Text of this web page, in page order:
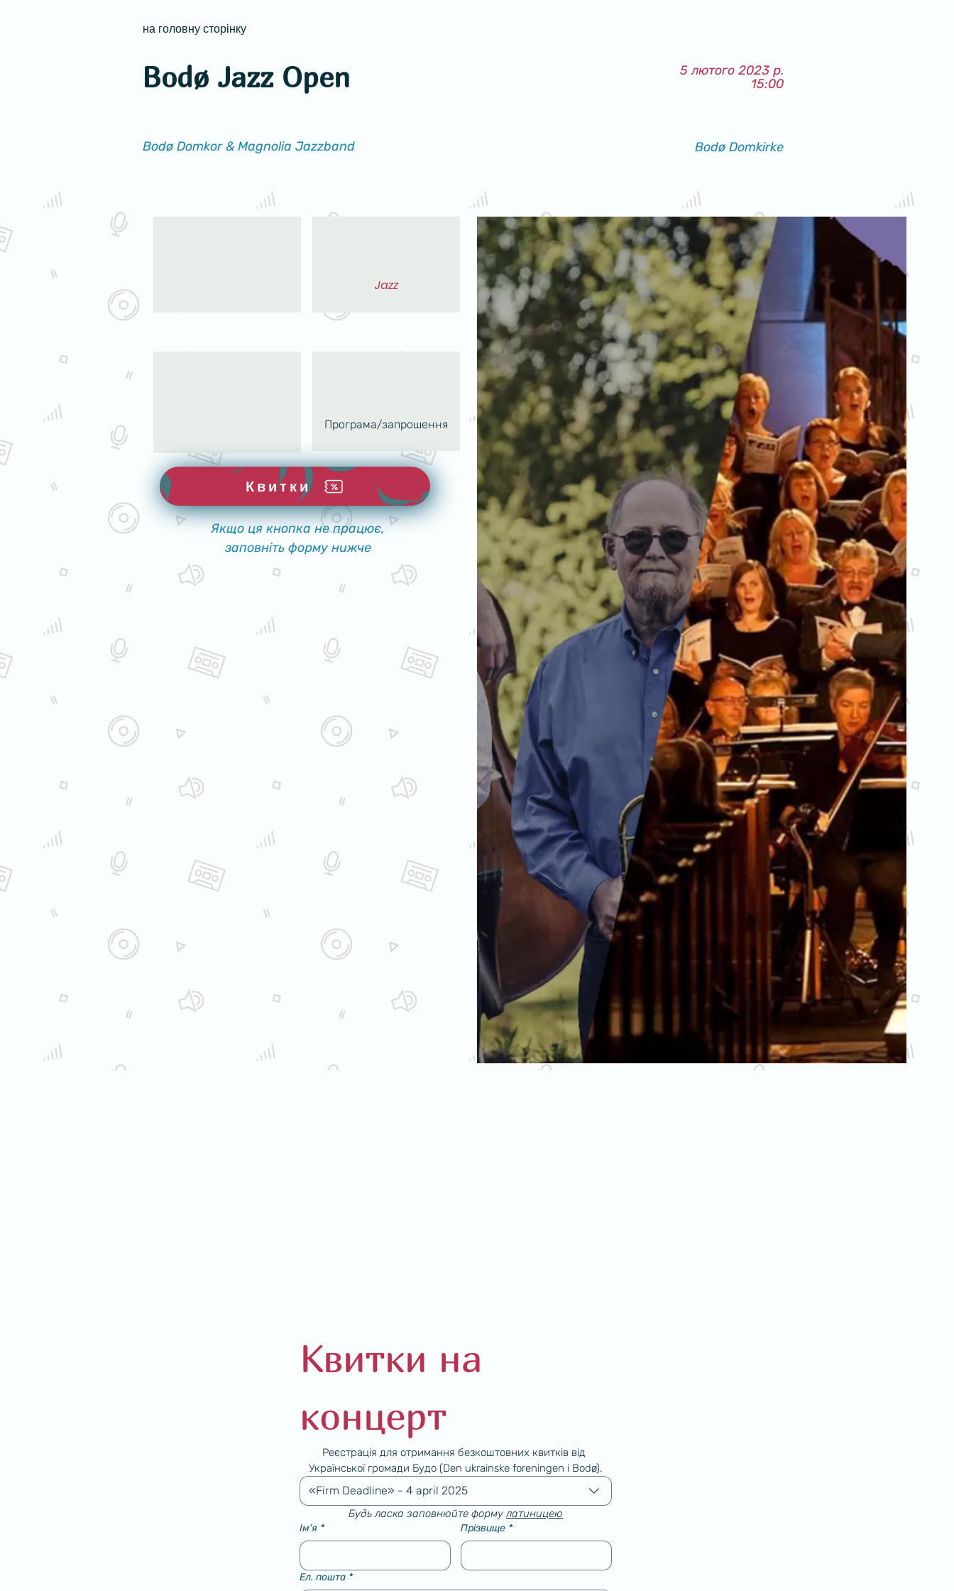
на головну сторінку
Bodø Jazz Open
5 лютого 2023 р.
15:00
Bodø Domkor & Magnolia Jazzband Bodø Domkirke
Jazz
Програма/запрошення
Квитки
Якщо ця кнопка не працює,
заповніть форму нижче
Квитки на
концерт
Реєстрація для отримання безкоштовних квитків від
Української громади Будо (Den ukrainske foreningen i Bodø).
«Firm Deadline» - 4 april 2025
Будь ласка заповнюйте форму латиницею
Ім'я * Прізвище *
Ел. пошта *